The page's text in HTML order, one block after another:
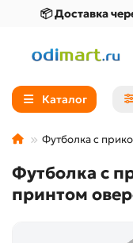
📦 Доставка
Каталог
Футболка с
Футболка с
принтом